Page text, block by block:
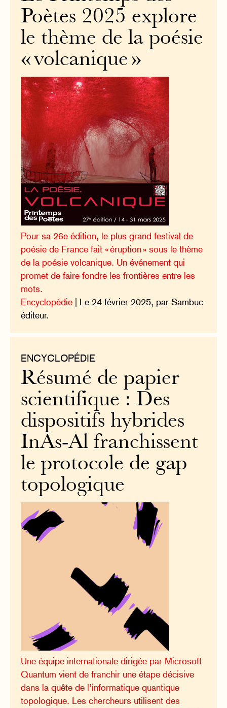
Poètes 2025 explore
le thème de la poésie
« volcanique »
Pour sa 26e édition, le plus grand festival de
poésie de France fait « éruption » sous le thème
de la poésie volcanique. Un événement qui
promet de faire fondre les frontières entre les
mots.
Encyclopédie | Le 24 février 2025, par Sambuc
éditeur.
ENCYCLOPÉDIE
Résumé de papier
scientifique : Des
dispositifs hybrides
InAs-Al franchissent
le protocole de gap
topologique
Une équipe internationale dirigée par Microsoft
Quantum vient de franchir une étape décisive
dans la quête de l’informatique quantique
topologique. Les chercheurs utilisent des